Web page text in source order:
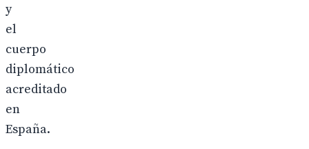
y
el
cuerpo
diplomático
acreditado
en
España.